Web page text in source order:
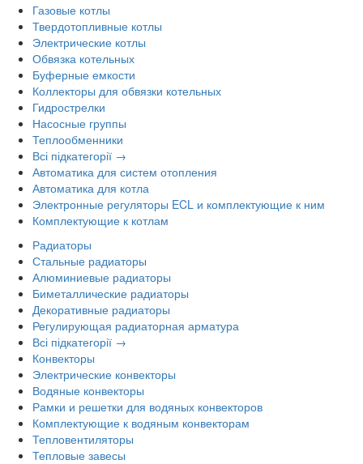
Газовые котлы
Твердотопливные котлы
Электрические котлы
Обвязка котельных
Буферные емкости
Коллекторы для обвязки котельных
Гидрострелки
Насосные группы
Теплообменники
Всі підкатегорії →
Автоматика для систем отопления
Автоматика для котла
Электронные регуляторы ECL и комплектующие к ним
Комплектующие к котлам
Радиаторы
Стальные радиаторы
Алюминиевые радиаторы
Биметаллические радиаторы
Декоративные радиаторы
Регулирующая радиаторная арматура
Всі підкатегорії →
Конвекторы
Электрические конвекторы
Водяные конвекторы
Рамки и решетки для водяных конвекторов
Комплектующие к водяным конвекторам
Тепловентиляторы
Тепловые завесы